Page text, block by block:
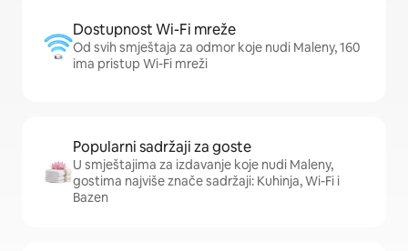
Dostupnost Wi-Fi mreže
Od svih smještaja za odmor koje nudi Maleny, 160
ima pristup Wi-Fi mreži
Popularni sadržaji za goste
U smještajima za izdavanje koje nudi Maleny,
gostima najviše znače sadržaji: Kuhinja, Wi-Fi i
Bazen